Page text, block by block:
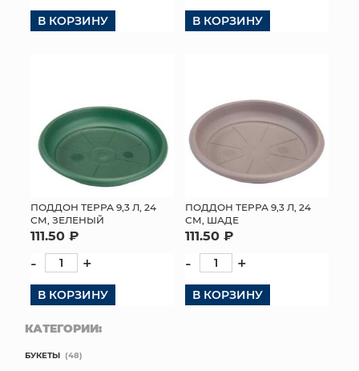
В КОРЗИНУ В КОРЗИНУ
ПОДДОН ТЕРРА 9,3 Л, 24
СМ, ЗЕЛЕНЫЙ
111.50 ₽
- +
В КОРЗИНУ
ПОДДОН ТЕРРА 9,3 Л, 24
СМ, ШАДЕ
111.50 ₽
- +
В КОРЗИНУ
КАТЕГОРИИ:
БУКЕТЫ (48)